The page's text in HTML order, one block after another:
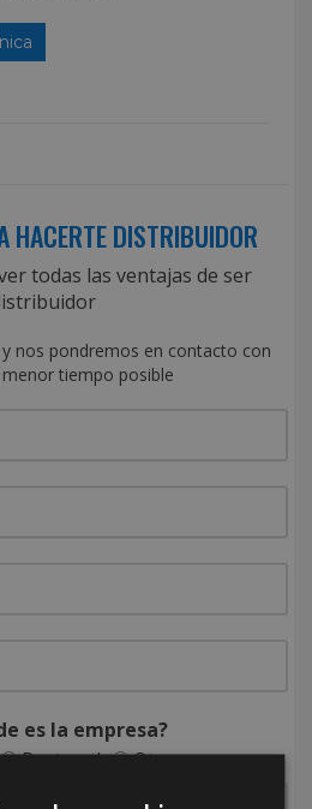
HACERTE DISTRIBUIDOR
todas las ventajas de ser
nos pondremos en contacto con
tiempo posible
es la empresa?
Portugal Otros